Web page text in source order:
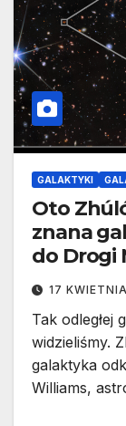
GALAKTYKI
Oto
znana
do Drogi
17
Tak odległej
widzieliśmy.
galaktyka
Williams,